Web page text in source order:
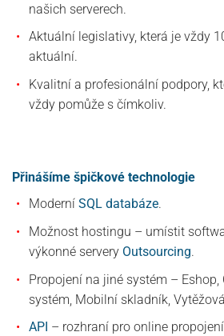
našich serverech.
Aktuální legislativy, která je vždy
aktuální.
Kvalitní a profesionální podpory,
vždy pomůže s čímkoliv.
Přinášíme špičkové technologie
Moderní SQL databáze.
Možnost hostingu – umístit
výkonné servery Outsourcing.
Propojení na jiné systém – Eshop,
systém, Mobilní skladník,
API – rozhraní pro online